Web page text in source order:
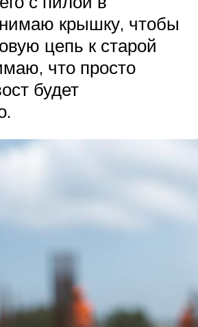
крышку, чтобы
цепь к старой
что просто
будет